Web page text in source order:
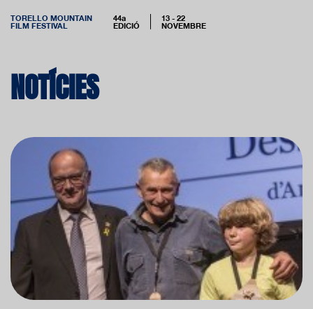
TORELLO MOUNTAIN
FILM FESTIVAL
44a
EDICIÓ
13 - 22
NOVEMBRE
NOTÍCIES